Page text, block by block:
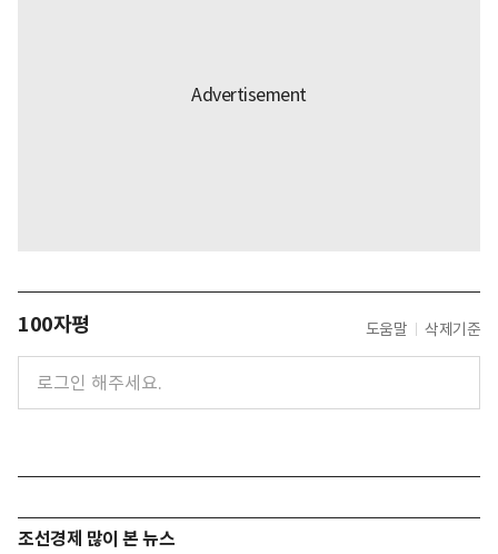
100자평 도움말 삭제기준
조선경제 많이 본 뉴스